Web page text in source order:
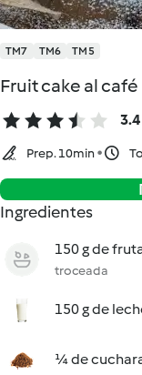
TM7 TM6 TM5
Fruit cake al café
3.4
Prep. 10min
Ingredientes
150 g de
troceada
150 g de
¼ de